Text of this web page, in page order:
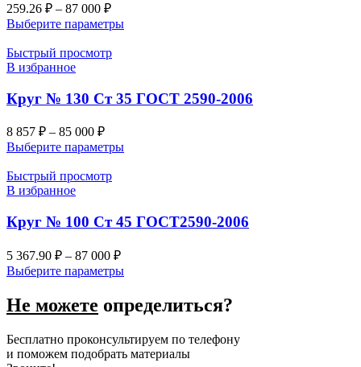
259.26 ₽ – 87 000 ₽
Выберите параметры
Быстрый просмотр
В избранное
Круг № 130 Ст 35 ГОСТ 2590-2006
8 857 ₽ – 85 000 ₽
Выберите параметры
Быстрый просмотр
В избранное
Круг № 100 Ст 45 ГОСТ2590-2006
5 367.90 ₽ – 87 000 ₽
Выберите параметры
Не можете определиться?
Бесплатно проконсультируем по телефону
и поможем подобрать материалы